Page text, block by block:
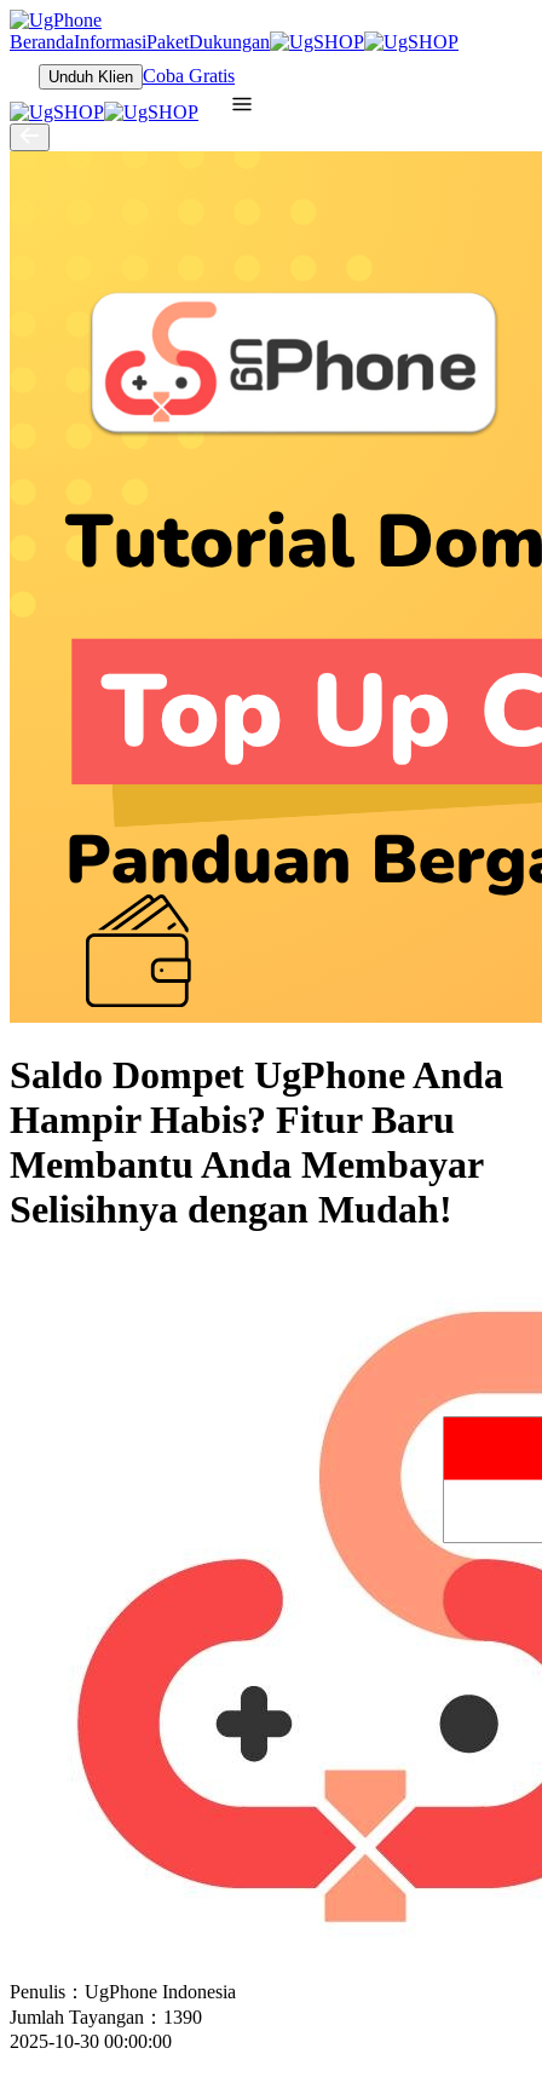
BerandaInformasiPaketDukungan
Unduh Klien Coba Gratis
Saldo Dompet UgPhone Anda
Hampir Habis? Fitur Baru
Membantu Anda Membayar
Selisihnya dengan Mudah!
Penulis：UgPhone Indonesia
Jumlah Tayangan：1390
2025-10-30 00:00:00